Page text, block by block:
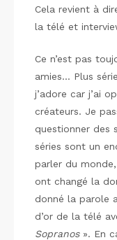
Cela revient à
la télé et
Ce n’est pas
amies… Plus
j’adore car j’ai
créateurs. Je
questionner des
séries sont un
parler du
ont changé la
donné la parole
d’or de la télé
Sopranos ». En